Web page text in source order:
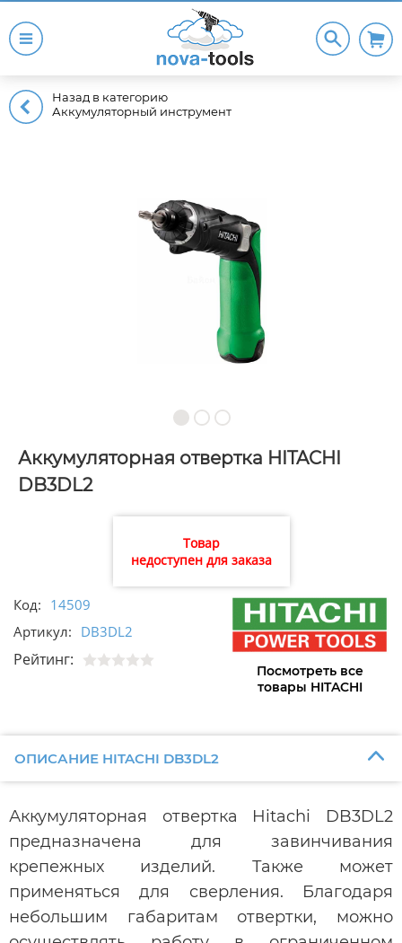
Назад в категорию
Аккумуляторный инструмент
Аккумуляторная отвертка HITACHI
DB3DL2
Товар
недоступен для заказа
Код: 14509
Артикул: DB3DL2
Рейтинг:
Посмотреть все
товары HITACHI
ОПИСАНИЕ HITACHI DB3DL2
Аккумуляторная отвертка Hitachi DB3DL2
предназначена для завинчивания
крепежных изделий. Также может
применяться для сверления. Благодаря
небольшим габаритам отвертки, можно